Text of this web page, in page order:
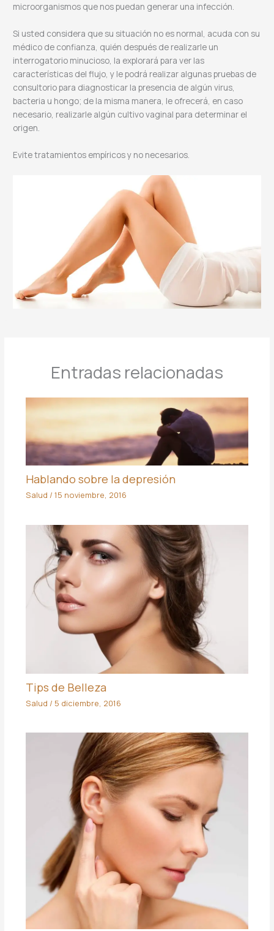
microorganismos que nos puedan generar una infección.
Si usted considera que su situación no es normal, acuda con su
médico de confianza, quién después de realizarle un
interrogatorio minucioso, la explorará para ver las
características del flujo, y le podrá realizar algunas pruebas de
consultorio para diagnosticar la presencia de algún virus,
bacteria u hongo; de la misma manera, le ofrecerá, en caso
necesario, realizarle algún cultivo vaginal para determinar el
origen.
Evite tratamientos empíricos y no necesarios.
Entradas relacionadas
Hablando sobre la depresión
Salud / 15 noviembre, 2016
Tips de Belleza
Salud / 5 diciembre, 2016